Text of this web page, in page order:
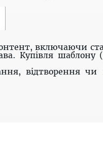
включаючи
Купівля шаблону
відтворення